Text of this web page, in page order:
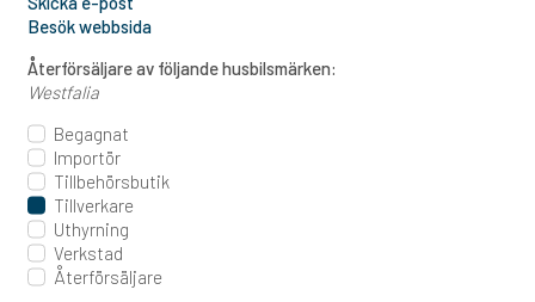
Besök webbsida
Återförsäljare av följande husbilsmärken:
Westfalia
Begagnat
Importör
Tillbehörsbutik
Tillverkare
Uthyrning
Verkstad
Återförsäljare